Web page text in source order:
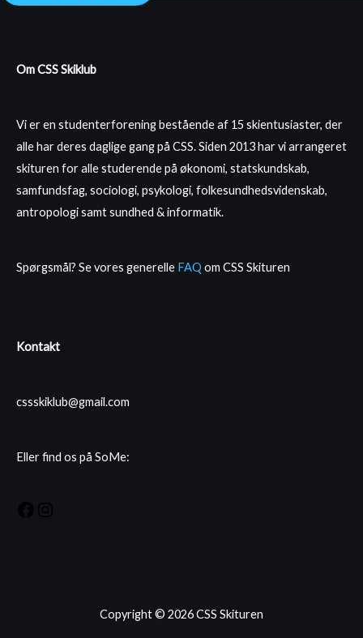
Om CSS Skiklub
Vi er en studenterforening bestående af 15 skientusiaster, der
alle har deres daglige gang på CSS. Siden 2013 har vi arrangeret
skituren for alle studerende på økonomi, statskundskab,
samfundsfag, sociologi, psykologi, folkesundhedsvidenskab,
antropologi samt sundhed & informatik.
Spørgsmål? Se vores generelle FAQ om CSS Skituren
Kontakt
cssskiklub@gmail.com
Eller find os på SoMe:
Facebook
Copyright © 2026 CSS Skituren